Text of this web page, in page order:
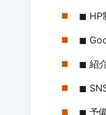
◼︎ HP
◼︎
◼︎ 紹
◼︎
◼︎ 予